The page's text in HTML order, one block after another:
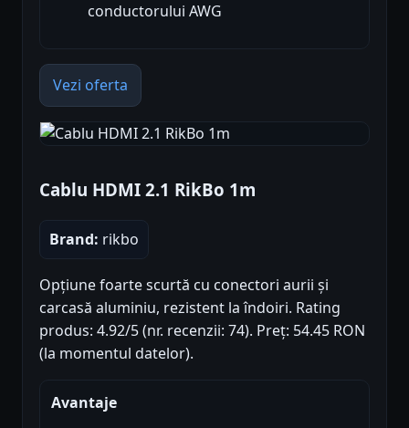
conductorului AWG
Vezi oferta
Cablu HDMI 2.1 RikBo 1m
Brand: rikbo
Opțiune foarte scurtă cu conectori aurii și
carcasă aluminiu, rezistent la îndoiri. Rating
produs: 4.92/5 (nr. recenzii: 74). Preț: 54.45 RON
(la momentul datelor).
Avantaje